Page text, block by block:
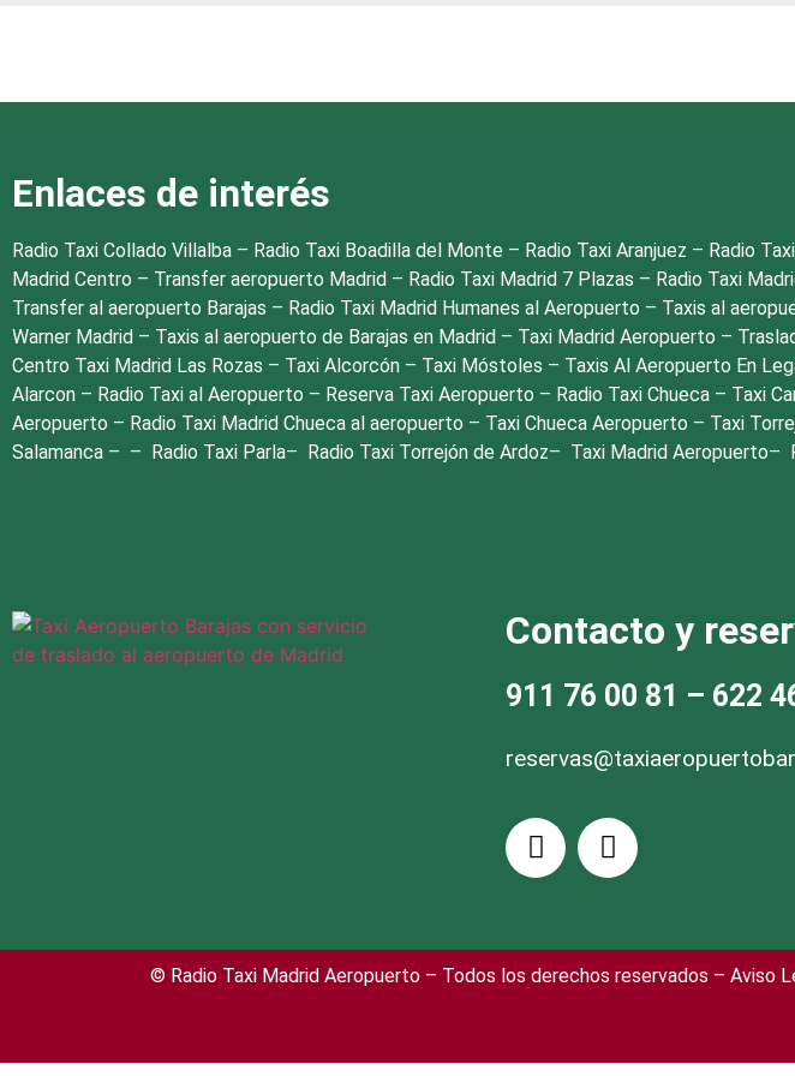
Enlaces de interés
Radio Taxi Collado Villalba – Radio Taxi Boadilla del Monte – Radio Taxi Aranjuez – Radio
Madrid Centro – Transfer aeropuerto Madrid – Radio Taxi Madrid 7 Plazas – Radio Taxi
Transfer al aeropuerto Barajas – Radio Taxi Madrid Humanes al Aeropuerto – Taxis al
Warner Madrid – Taxis al aeropuerto de Barajas en Madrid – Taxi Madrid Aeropuerto –
Centro Taxi Madrid Las Rozas – Taxi Alcorcón – Taxi Móstoles – Taxis Al Aeropuerto En
Alarcon – Radio Taxi al Aeropuerto – Reserva Taxi Aeropuerto – Radio Taxi Chueca – Taxi
Aeropuerto – Radio Taxi Madrid Chueca al aeropuerto – Taxi Chueca Aeropuerto – Taxi
Salamanca – – Radio Taxi Parla– Radio Taxi Torrejón de Ardoz– Taxi Madrid Aeropuerto–
Contacto y
911 76 00 81 – 622
© Radio Taxi Madrid Aeropuerto – Todos los derechos reservados – Aviso